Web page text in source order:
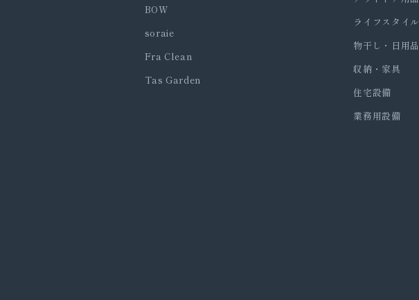
BOW
soraie
Fra Clean
Tas Garden
ライフスタイル
物干し・日用品
収納・家具
住宅設備
業務用設備